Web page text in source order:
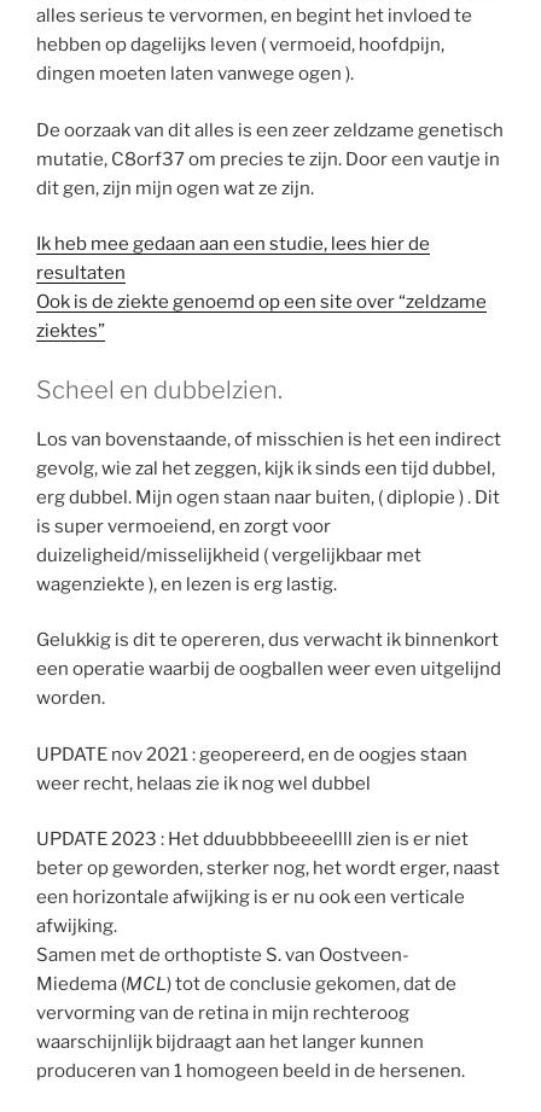
alles serieus te vervormen, en begint het invloed te
hebben op dagelijks leven ( vermoeid, hoofdpijn,
dingen moeten laten vanwege ogen ).
De oorzaak van dit alles is een zeer zeldzame genetisch
mutatie, C8orf37 om precies te zijn. Door een vautje in
dit gen, zijn mijn ogen wat ze zijn.
Ik heb mee gedaan aan een studie, lees hier de
resultaten
Ook is de ziekte genoemd op een site over “zeldzame
ziektes”
Scheel en dubbelzien.
Los van bovenstaande, of misschien is het een indirect
gevolg, wie zal het zeggen, kijk ik sinds een tijd dubbel,
erg dubbel. Mijn ogen staan naar buiten, ( diplopie ) . Dit
is super vermoeiend, en zorgt voor
duizeligheid/misselijkheid ( vergelijkbaar met
wagenziekte ), en lezen is erg lastig.
Gelukkig is dit te opereren, dus verwacht ik binnenkort
een operatie waarbij de oogballen weer even uitgelijnd
worden.
UPDATE nov 2021 : geopereerd, en de oogjes staan
weer recht, helaas zie ik nog wel dubbel
UPDATE 2023 : Het dduubbbbeeeellll zien is er niet
beter op geworden, sterker nog, het wordt erger, naast
een horizontale afwijking is er nu ook een verticale
afwijking.
Samen met de orthoptiste S. van Oostveen-
Miedema (MCL) tot de conclusie gekomen, dat de
vervorming van de retina in mijn rechteroog
waarschijnlijk bijdraagt aan het langer kunnen
produceren van 1 homogeen beeld in de hersenen.